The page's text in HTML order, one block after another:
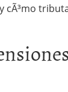
que
ventajas
trabajas
cÃ³mo